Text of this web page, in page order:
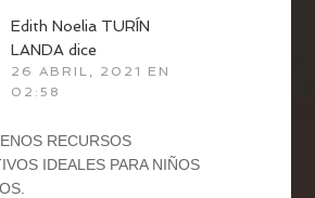
Edith Noelia TURÍN
LANDA dice
26 ABRIL, 2021 EN
02:58
RECURSOS
IDEALES PARA NIÑOS